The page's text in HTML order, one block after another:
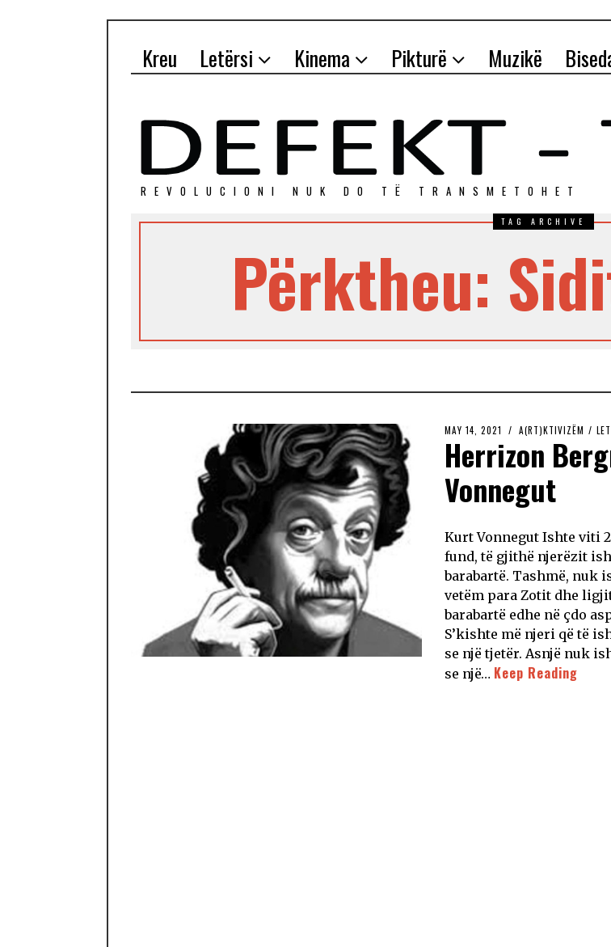
Kreu Letërsi Kinema Pikturë Muzikë
REVOLUCIONI NUK DO TЁ TRANSMETOHET
TAG ARCHIVE
Përktheu:
MAY 14, 2021 A(RT)KTIVIZËM /
Herrizon
Vonnegut
Kurt Vonnegut Ishte viti
fund, të gjithë njerëzit
barabartë. Tashmë, nuk
vetëm para Zotit dhe
barabartë edhe në çdo
S’kishte më njeri që të
se një tjetër. Asnjë nuk
se një… Keep Reading